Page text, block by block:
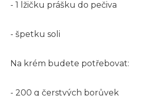
- 1 lžičku prášku do pečiva
- špetku soli
Na krém budete potřebovat:
- 200 g čerstvých borůvek